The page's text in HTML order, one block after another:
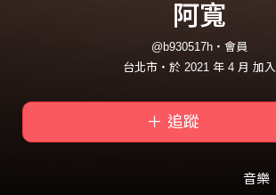
阿寬
@b930517h・會員
台北市・於 2021 年 4 月 加入
＋ 追蹤
音樂